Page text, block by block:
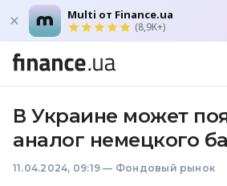
Multi от Finance.ua
(8,9K+)
В Украине может
аналог немецкого
11.04.2024, 09:19 — Фондовый рынок